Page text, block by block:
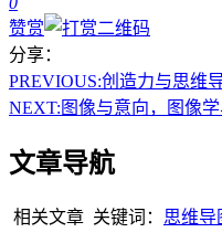
赞赏
分享：
PREVIOUS:创造力与思维
NEXT: 图像与意向，图像
文章导航
相关文章 关键词： 思维导